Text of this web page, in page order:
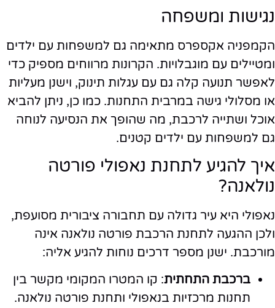
נגישות ומשפחה
הקמפניה אקספרס מתאימה גם למשפחות עם ילדים
ומטיילים עם מוגבלויות. הקרונות מרווחים מספיק כדי
לאפשר תנועה קלה גם עם עגלות תינוק, וישנן מעליות
או מסלולי גישה במרבית התחנות. כמו כן, ניתן להביא
אוכל ושתייה לרכבת, מה שהופך את הנסיעה לנוחה
גם למשפחות עם ילדים קטנים.
איך להגיע לתחנת נאפולי פורטה
נולאנה?
נאפולי היא עיר גדולה עם תחבורה ציבורית מסועפת,
ולכן ההגעה לתחנת הרכבת פורטה נולאנה אינה
מורכבת. ישנן מספר דרכים נוחות להגיע אליה:
ברכבת התחתית: קו המטרו המקומי מקשר בין
תחנות מרכזיות בנאפולי ותחנת פורטה נולאנה.